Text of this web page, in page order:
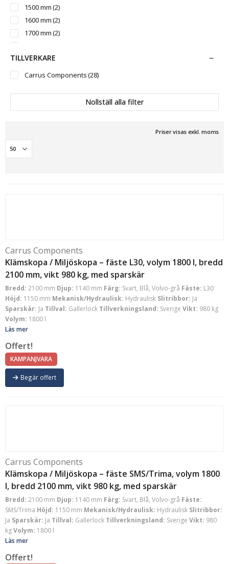
1500 mm(2)
1600 mm(2)
1700 mm(2)
1900 mm(1)
1950 mm(2)
2400 mm(2)
TILLVERKARE
Carrus Components(28)
Nollställ alla filter
Priser visas exkl. moms
Carrus Components
Klämskopa / Miljöskopa – fäste L30, volym 1800 l, bredd
2100 mm, vikt 980 kg, med sparskär
Bredd: 2100 mm Djup: 1140 mm Färg: Svart, Blå, Volvo-grå Fäste: L30
Höjd: 1150 mm Mekanisk/Hydraulisk: Hydraulisk Slitribbor: Ja
Sparskär: Ja Tillval: Gallerlock Tillverkningsland: Sverige Vikt: 980 kg
Volym: 1800 l
Läs mer
Offert!
KAMPANJVARA
Begär offert
Carrus Components
Klämskopa / Miljöskopa – fäste SMS/Trima, volym 1800
l, bredd 2100 mm, vikt 980 kg, med sparskär
Bredd: 2100 mm Djup: 1140 mm Färg: Svart, Blå, Volvo-grå Fäste:
SMS/Trima Höjd: 1150 mm Mekanisk/Hydraulisk: Hydraulisk Slitribbor:
Ja Sparskär: Ja Tillval: Gallerlock Tillverkningsland: Sverige Vikt: 980
kgVolym: 1800 l
Läs mer
Offert!